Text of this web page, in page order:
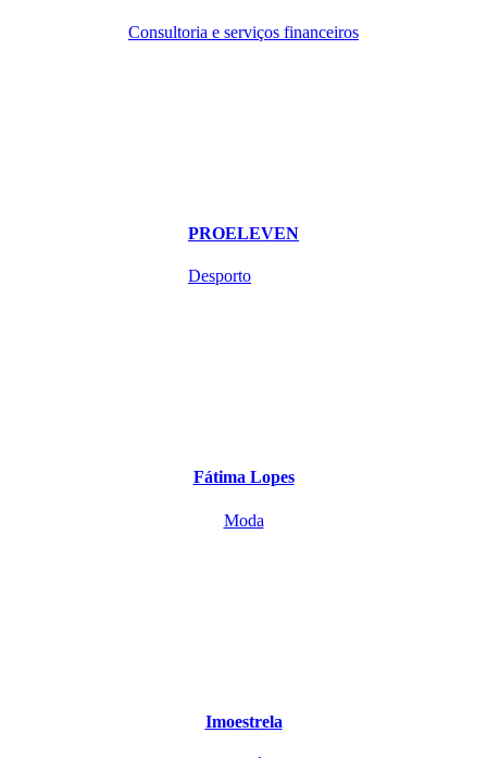
Consultoria e serviços financeiros
PROELEVEN
Desporto
Fátima Lopes
Moda
Imoestrela